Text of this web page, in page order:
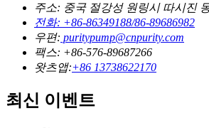
주소: 중국 절강성 원링시 따시진
전화: +86-86349188/86-89686982
우편: puritypump@cnpurity.com
팩스: +86-576-89687266
왓츠앱:+86 13738622170
최신 이벤트